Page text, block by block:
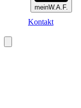
meinW.A.F.
Kontakt